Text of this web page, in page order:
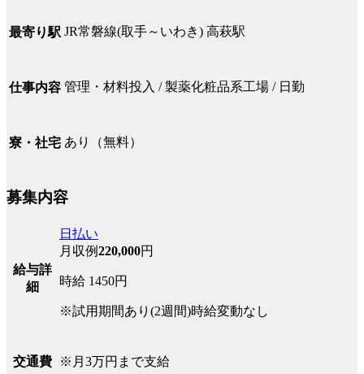
最寄り駅 JR常磐線(取手～いわき) 高萩駅
仕事内容 管理・材料投入 / 製薬化粧品系工場 / 日勤
寮・社宅 あり（無料）
募集内容
給与詳
細
日払い
月収例220,000円
時給 1450円
※試用期間あり(2週間)時給変動なし
交通費 ※月3万円まで支給